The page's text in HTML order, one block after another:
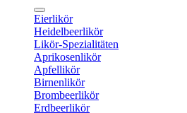
Eierlikör
Heidelbeerlikör
Likör-Spezialitäten
Aprikosenlikör
Apfellikör
Birnenlikör
Brombeerlikör
Erdbeerlikör